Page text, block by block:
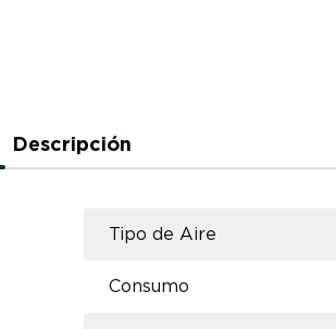
Descripción
Tipo de Aire
Consumo